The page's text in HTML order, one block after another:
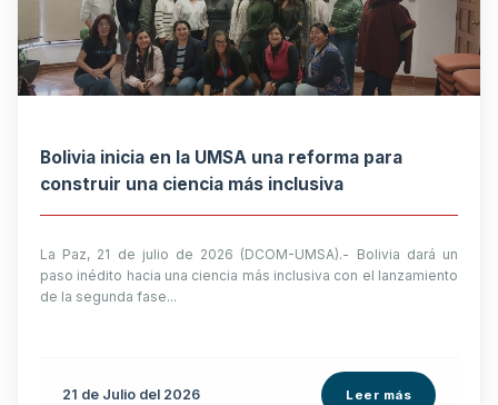
Bolivia inicia en la UMSA una reforma para
construir una ciencia más inclusiva
La Paz, 21 de julio de 2026 (DCOM-UMSA).- Bolivia dará un
paso inédito hacia una ciencia más inclusiva con el lanzamiento
de la segunda fase...
21 de Julio del 2026 Leer más